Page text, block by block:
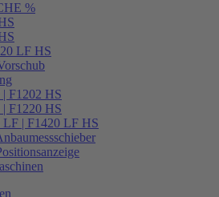
%
LF HS
| F1202 HS
| F1220 HS
LF | F1420 LF HS